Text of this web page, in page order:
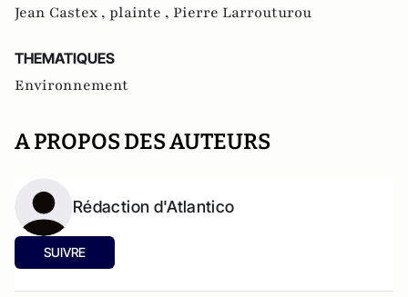
Jean Castex , plainte , Pierre Larrouturou
THEMATIQUES
Environnement
A PROPOS DES AUTEURS
Rédaction d'Atlantico
SUIVRE